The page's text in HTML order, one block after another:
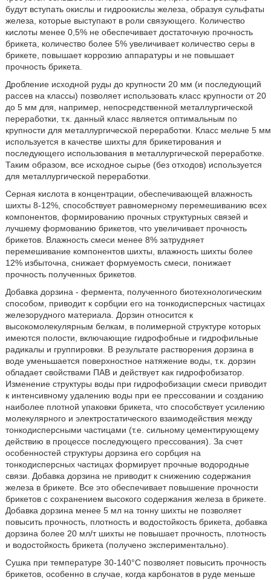
будут вступать окислы и гидроокислы железа, образуя сульфаты
железа, которые выступают в роли связующего. Количество
кислоты менее 0,5% не обеспечивает достаточную прочность
брикета, количество более 5% увеличивает количество серы в
брикете, повышает коррозию аппаратуры и не повышает
прочность брикета.
Дробление исходной руды до крупности 20 мм (и последующий
рассев на классы) позволяет использовать класс крупности от 20
до 5 мм для, например, непосредственной металлургической
переработки, т.к. данный класс является оптимальным по
крупности для металлургической переработки. Класс мельче 5 мм
используется в качестве шихты для брикетирования и
последующего использования в металлургической переработке.
Таким образом, все исходное сырье (без отходов) используется
для металлургической переработки.
Серная кислота в концентрации, обеспечивающей влажность
шихты 8-12%, способствует равномерному перемешиванию всех
компонентов, формированию прочных структурных связей и
лучшему формованию брикетов, что увеличивает прочность
брикетов. Влажность смеси менее 8% затрудняет
перемешивание компонентов шихты, влажность шихты более
12% избыточна, снижает формуемость смеси, понижает
прочность полученных брикетов.
Добавка дорзина - фермента, полученного биотехнологическим
способом, приводит к сорбции его на тонкодисперсных частицах
железорудного материала. Дорзин относится к
высокомолекулярным белкам, в полимерной структуре которых
имеются полости, включающие гидрофобные и гидрофильные
радикалы и группировки. В результате растворения дорзина в
воде уменьшается поверхностное натяжение воды, т.к. дорзин
обладает свойствами ПАВ и действует как гидрофобизатор.
Изменение структуры воды при гидрофобизации смеси приводит
к интенсивному удалению воды при ее прессовании и созданию
наиболее плотной упаковки брикета, что способствует усилению
молекулярного и электростатического взаимодействия между
тонкодисперсными частицами (т.е. сильному цементирующему
действию в процессе последующего прессования). За счет
особенностей структуры дорзина его сорбция на
тонкодисперсных частицах формирует прочные водородные
связи. Добавка дорзина не приводит к снижению содержания
железа в брикете. Все это обеспечивает повышение прочности
брикетов с сохранением высокого содержания железа в брикете.
Добавка дорзина менее 5 мл на тонну шихты не позволяет
повысить прочность, плотность и водостойкость брикета, добавка
дорзина более 20 мл/т шихты не повышает прочность, плотность
и водостойкость брикета (получено экспериментально).
Сушка при температуре 30-140°C позволяет повысить прочность
брикетов, особенно в случае, когда карбонатов в руде меньше